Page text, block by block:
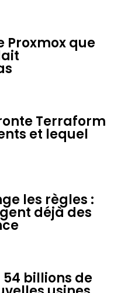
Proxmox que
Terraform
et lequel
les règles :
déjà des
54 billions de